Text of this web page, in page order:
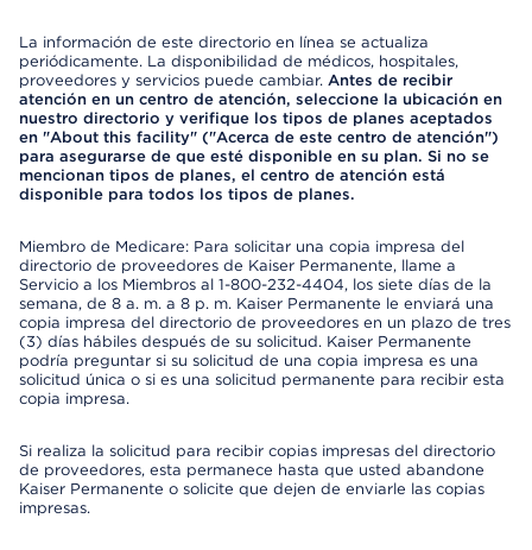
La información de este directorio en línea se actualiza
periódicamente. La disponibilidad de médicos, hospitales,
proveedores y servicios puede cambiar. Antes de recibir
atención en un centro de atención, seleccione la ubicación en
nuestro directorio y verifique los tipos de planes aceptados
en "About this facility" ("Acerca de este centro de atención")
para asegurarse de que esté disponible en su plan. Si no se
mencionan tipos de planes, el centro de atención está
disponible para todos los tipos de planes.
Miembro de Medicare: Para solicitar una copia impresa del
directorio de proveedores de Kaiser Permanente, llame a
Servicio a los Miembros al 1-800-232-4404, los siete días de la
semana, de 8 a. m. a 8 p. m. Kaiser Permanente le enviará una
copia impresa del directorio de proveedores en un plazo de tres
(3) días hábiles después de su solicitud. Kaiser Permanente
podría preguntar si su solicitud de una copia impresa es una
solicitud única o si es una solicitud permanente para recibir esta
copia impresa.
Si realiza la solicitud para recibir copias impresas del directorio
de proveedores, esta permanece hasta que usted abandone
Kaiser Permanente o solicite que dejen de enviarle las copias
impresas.